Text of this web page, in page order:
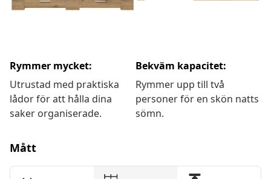
Rymmer mycket:
Utrustad med praktiska
lådor för att hålla dina
saker organiserade.
Bekväm kapacitet:
Rymmer upp till två
personer för en skön natts
sömn.
Mått